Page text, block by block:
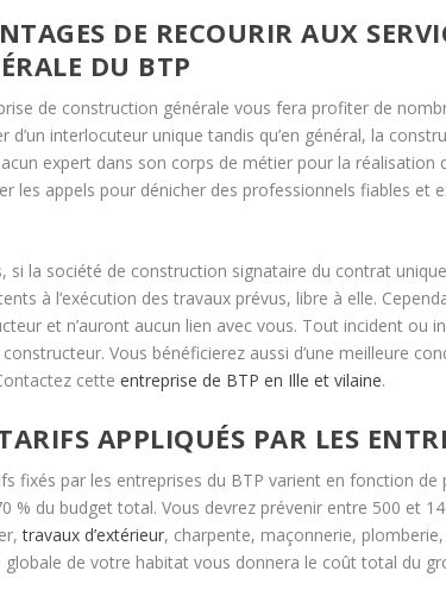
DE RECOURIR AUX
DU BTP
de construction générale vous fera profiter de
d’un interlocuteur unique tandis qu’en général, la
expert dans son corps de métier pour la réalisation
les appels pour dénicher des professionnels fiables et
si la société de construction signataire du contrat
à l’exécution des travaux prévus, libre à elle.
et n’auront aucun lien avec vous. Tout incident
Vous bénéficierez aussi d’une meilleure
cetteentreprise de BTP en Ille et vilaine.
APPLIQUÉS PAR LES
fixés par les entreprises du BTP varient en fonction
% du budget total. Vous devrez prévenir entre 500 et
travaux d’extérieur, charpente, maçonnerie,
globale de votre habitat vous donnera le coût total du